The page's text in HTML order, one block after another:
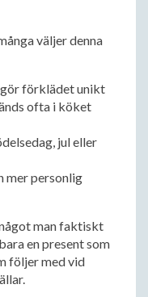
väljer denna
gör förklädet unikt
ofta i köket
jul eller
mer personlig
man faktiskt
en present som
följer med vid